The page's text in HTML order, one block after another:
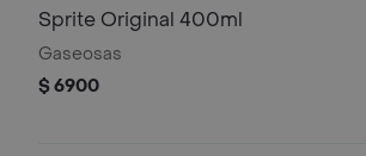
Sprite Original 400ml
Gaseosas
$ 6900